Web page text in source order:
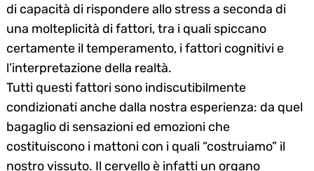
di capacità di rispondere allo stress a seconda di
una molteplicità di fattori, tra i quali spiccano
certamente il temperamento, i fattori cognitivi e
l’interpretazione della realtà.
Tutti questi fattori sono indiscutibilmente
condizionati anche dalla nostra esperienza: da quel
bagaglio di sensazioni ed emozioni che
costituiscono i mattoni con i quali “costruiamo” il
nostro vissuto. Il cervello è infatti un organo